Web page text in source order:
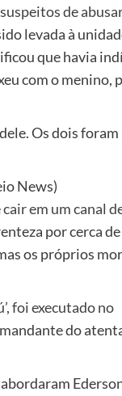
de
levada à
que havia
com o menino,
Os dois foram
News)
em um canal
por cerca de
os próprios
foi executado no
do